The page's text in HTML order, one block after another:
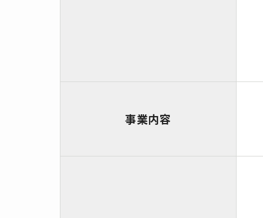
事業内容